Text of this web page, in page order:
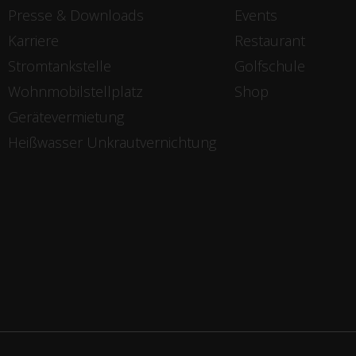
Presse & Downloads
Karriere
Stromtankstelle
Wohnmobilstellplatz
Gerätevermietung
Heißwasser Unkrautvernichtung
Events
Restaurant
Golfschule
Shop